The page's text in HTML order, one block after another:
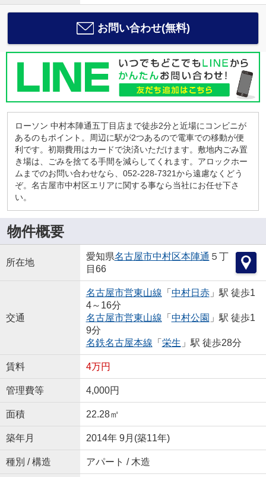
お問い合わせ(無料)
ローソン 中村本陣通五丁目店まで徒歩2分と近場にコンビニが
あるのもポイント。周辺に駅が2つあるので電車での移動が便
利です。初期費用はカードで決済いただけます。敷地内ごみ置
き場は、ごみを捨てる手間を減らしてくれます。アロックホー
ムまでのお問い合わせなら、052-228-7321から遠慮なくどう
ぞ。名古屋市中村区エリアに関する事なら当社にお任せ下さ
い。
物件概要
所在地
愛知県名古屋市中村区本陣通 ５丁
目66
交通
名古屋市営東山線 「 中村日赤」駅 徒歩1
4～16分
名古屋市営東山線 「 中村公園 」駅 徒歩1
9分
名鉄名古屋本線 「 栄生 」駅 徒歩28分
賃料 4万円
管理費等 4,000円
面積 22.28㎡
築年月 2014年 9月(築11年)
種別 / 構造 アパート / 木造